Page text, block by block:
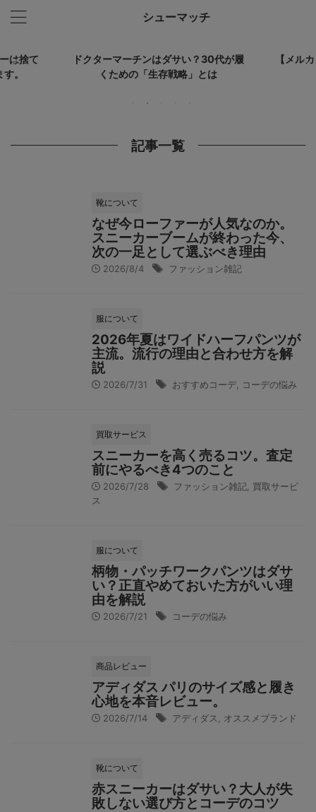
シューマッチ
は捨て
。
ドクターマーチンはダサい？30代が履
くための「生存戦略」とは
【メル
記事一覧
靴について
なぜ今ローファーが人気なのか。
スニーカーブームが終わった今、
次の一足として選ぶべき理由
2026/8/4 ファッション雑記
服について
2026年夏はワイドハーフパンツが
主流。流行の理由と合わせ方を解
説
2026/7/31 おすすめコーデ コーデの悩み
買取サービス
スニーカーを高く売るコツ。査定
前にやるべき4つのこと
2026/7/28 ファッション雑記 買取サービ
ス
服について
柄物・パッチワークパンツはダサ
い？正直やめておいた方がいい理
由を解説
2026/7/21 コーデの悩み
商品レビュー
アディダス パリのサイズ感と履き
心地を本音レビュー。
2026/7/14 アディダス オススメブランド
靴について
赤スニーカーはダサい？大人が失
敗しない選び方とコーデのコツ